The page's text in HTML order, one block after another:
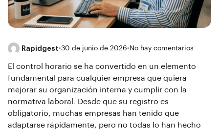
Rapidgest•30 de junio de 2026• No hay comentarios
El control horario se ha convertido en un elemento
fundamental para cualquier empresa que quiera
mejorar su organización interna y cumplir con la
normativa laboral. Desde que su registro es
obligatorio, muchas empresas han tenido que
adaptarse rápidamente, pero no todas lo han hecho